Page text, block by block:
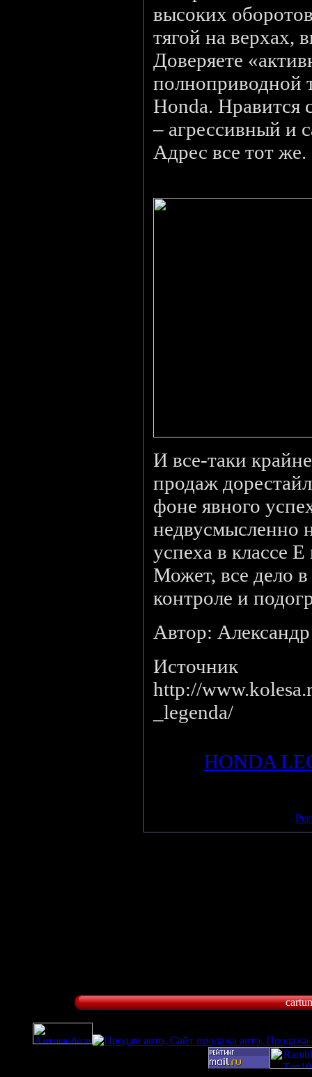
высоких
тягой на верхах,
Доверяете
полноприводной
Honda. Нравится
– агрессивный и
Адрес все тот же.
И все-таки
продаж
фоне явного
недвусмысленно
успеха в классе
Может, все дело
контроле и
Автор:
Источник
http://
_legenda/
HONDA